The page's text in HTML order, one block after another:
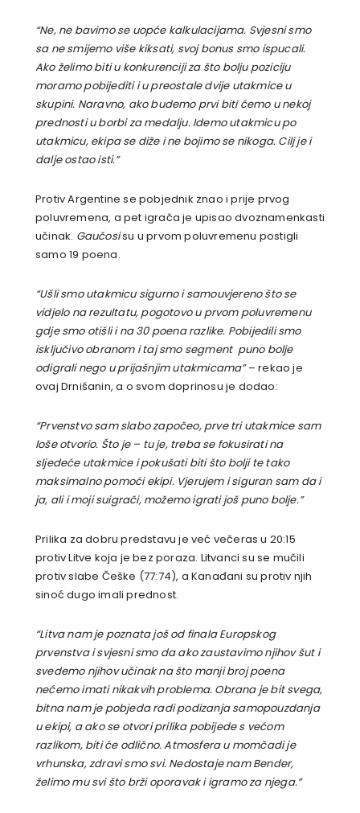
“Ne, ne bavimo se uopće kalkulacijama. Svjesni smo
sa ne smijemo više kiksati, svoj bonus smo ispucali.
Ako želimo biti u konkurenciji za što bolju poziciju
moramo pobijediti i u preostale dvije utakmice u
skupini. Naravno, ako budemo prvi biti ćemo u nekoj
prednosti u borbi za medalju. Idemo utakmicu po
utakmicu, ekipa se diže i ne bojimo se nikoga. Cilj je i
dalje ostao isti.”
Protiv Argentine se pobjednik znao i prije prvog
poluvremena, a pet igrača je upisao dvoznamenkasti
učinak. Gaučosisu u prvom poluvremenu postigli
samo 19 poena.
“Ušli smo utakmicu sigurno i samouvjereno što se
vidjelo na rezultatu, pogotovo u prvom poluvremenu
gdje smo otišli i na 30 poena razlike. Pobijedili smo
isključivo obranom i taj smo segment puno bolje
odigrali nego u prijašnjim utakmicama”– rekao je
ovaj Drnišanin, a o svom doprinosu je dodao:
“Prvenstvo sam slabo započeo, prve tri utakmice sam
loše otvorio. Što je – tu je, treba se fokusirati na
sljedeće utakmice i pokušati biti što bolji te tako
maksimalno pomoći ekipi. Vjerujem i siguran sam da i
ja, ali i moji suigrači, možemo igrati još puno bolje.”
Prilika za dobru predstavu je već večeras u 20:15
protiv Litve koja je bez poraza. Litvanci su se mučili
protiv slabe Češke (77:74), a Kanađani su protiv njih
sinoć dugo imali prednost.
“Litva nam je poznata još od finala Europskog
prvenstva i svjesni smo da ako zaustavimo njihov šut i
svedemo njihov učinak na što manji broj poena
nećemo imati nikakvih problema. Obrana je bit svega,
bitna nam je pobjeda radi podizanja samopouzdanja
u ekipi, a ako se otvori prilika pobijede s većom
razlikom, biti će odlično. Atmosfera u momčadi je
vrhunska, zdravi smo svi. Nedostaje nam Bender,
želimo mu svi što brži oporavak i igramo za njega.”